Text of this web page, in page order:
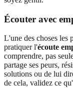
Écouter avec
L'une des choses les
pratiquer l'écoute
comprendre, pas
partage ses peurs,
solutions ou de lui
de cela, validez ce